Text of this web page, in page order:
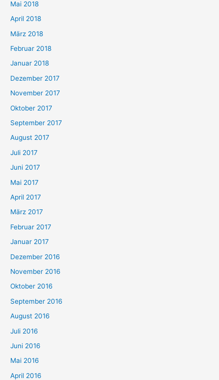
Mai 2018
April 2018
März 2018
Februar 2018
Januar 2018
Dezember 2017
November 2017
Oktober 2017
September 2017
August 2017
Juli 2017
Juni 2017
Mai 2017
April 2017
März 2017
Februar 2017
Januar 2017
Dezember 2016
November 2016
Oktober 2016
September 2016
August 2016
Juli 2016
Juni 2016
Mai 2016
April 2016